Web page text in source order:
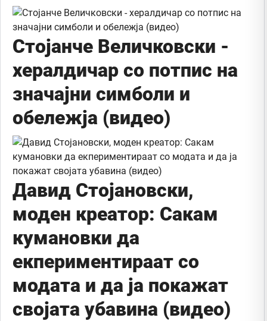
Стојанче Величковски -
хералдичар со потпис на
значајни симболи и
обележја (видео)
Давид Стојановски,
моден креатор: Сакам
кумановки да
екпериментираат со
модата и да ја покажат
својата убавина (видео)